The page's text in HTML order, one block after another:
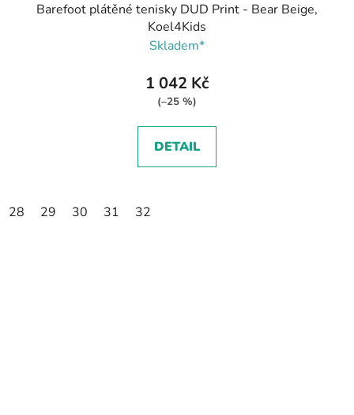
Barefoot plátěné tenisky DUD Print - Bear Beige,
Koel4Kids
Skladem*
1 042 Kč
(–25 %)
DETAIL
28 29 30 31 32